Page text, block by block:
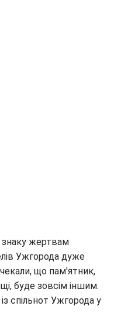
знаку жертвам
Ужгорода дуже
що пам'ятник,
буде зовсім іншим.
спільнот Ужгорода у